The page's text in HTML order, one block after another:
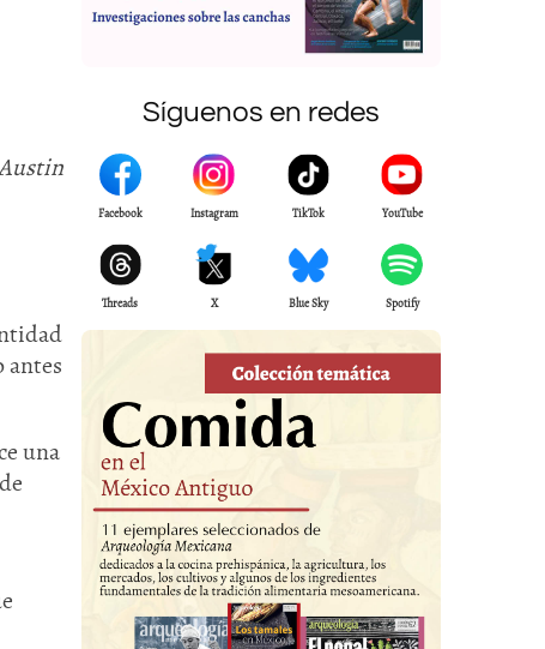
antes
una
Síguenos en redes
Facebook Instagram TikTok YouTube
Threads X Blue Sky Spotify